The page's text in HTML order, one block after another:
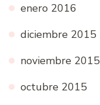
enero 2016
diciembre 2015
noviembre 2015
octubre 2015